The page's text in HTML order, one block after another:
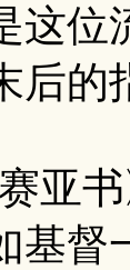
这位
后的
书》
基督